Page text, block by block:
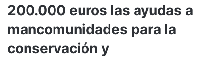
200.000 euros las ayudas a
mancomunidades para la
conservación y